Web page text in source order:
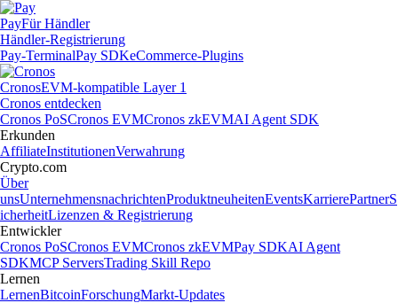
PayFür Händler
Händler-Registrierung
Pay-TerminalPay SDKeCommerce-Plugins
CronosEVM-kompatible Layer 1
Cronos entdecken
Cronos PoSCronos EVMCronos zkEVMAI Agent SDK
Erkunden
AffiliateInstitutionenVerwahrung
Crypto.com
Über
unsUnternehmensnachrichtenProduktneuheitenEventsKarrierePartnerS
icherheitLizenzen & Registrierung
Entwickler
Cronos PoSCronos EVMCronos zkEVMPay SDKAI Agent
SDKMCP ServersTrading Skill Repo
Lernen
LernenBitcoinForschungMarkt-Updates